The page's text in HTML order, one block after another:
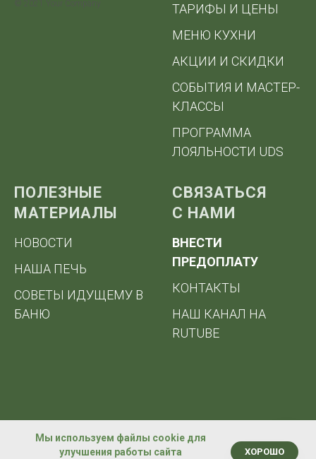
ТАРИФЫ И ЦЕНЫ
МЕНЮ КУХНИ
АКЦИИ И СКИДКИ
СОБЫТИЯ И МАСТЕР-
КЛАССЫ
ПРОГРАММА
ЛОЯЛЬНОСТИ UDS
ПОЛЕЗНЫЕ
МАТЕРИАЛЫ
НОВОСТИ
НАША ПЕЧЬ
СОВЕТЫ ИДУЩЕМУ В
БАНЮ
СВЯЗАТЬСЯ
С НАМИ
ВНЕСТИ
ПРЕДОПЛАТУ
КОНТАКТЫ
НАШ КАНАЛ НА
RUTUBE
Мы на связи!
Мы используем файлы cookie для
улучшения работы сайта
ХОРОШО